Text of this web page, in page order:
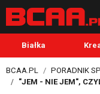
Białka
BCAA.PL PORADNIK
"JEM - NIE JEM",